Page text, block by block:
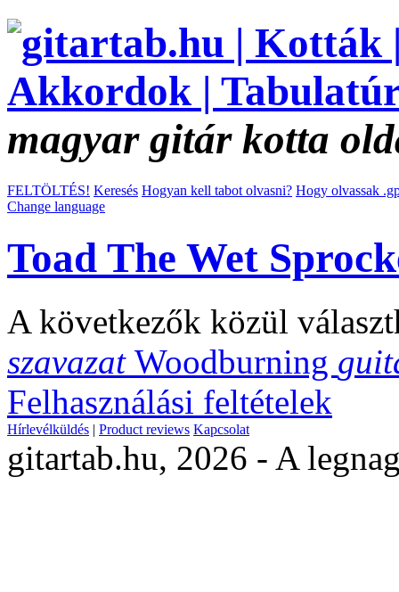
magyar gitár kotta
FELTÖLTÉS! Keresés Hogyan kell tabot olvasni? Hogy olvassak
Change language
Toad The Wet
A következők közül
szavazat Woodburning
Felhasználási feltételek
Hírlevélküldés | Product reviews Kapcsolat
gitartab.hu, 2026 - A